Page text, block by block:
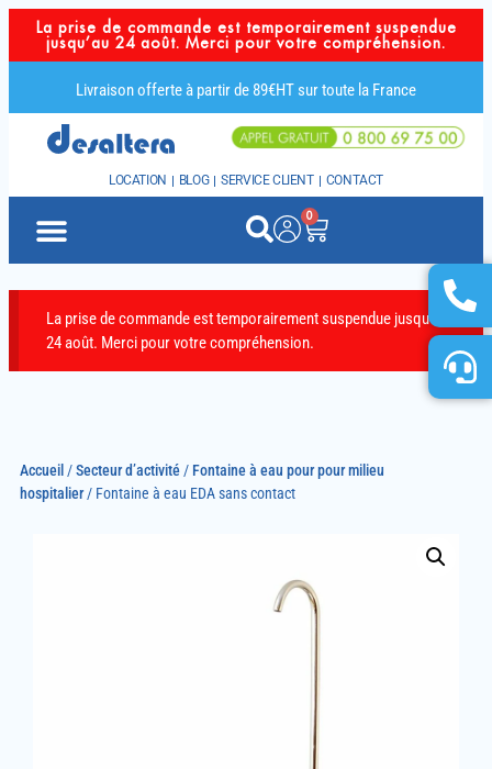
La prise de commande est temporairement suspendue
jusqu’au 24 août. Merci pour votre compréhension.
Livraison offerte à partir de 89€HT sur toute la France
LOCATION BLOG SERVICE CLIENT CONTACT
0
La prise de commande est temporairement suspendue jusqu’au
24 août. Merci pour votre compréhension.
Accueil /Secteur d’activité / Fontaine à eau pour pour milieu
hospitalier/ Fontaine à eau EDA sans contact